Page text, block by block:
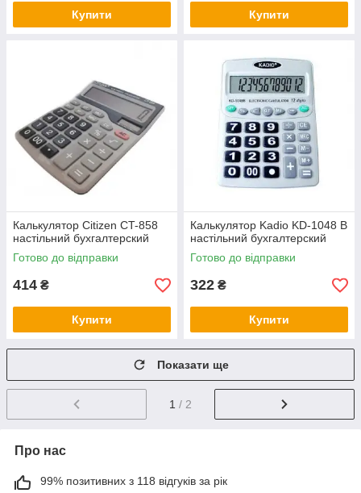
Купити Купити
Калькулятор Citizen CT-858
настільний бухгалтерский
Готово до відправки
414 ₴
Купити
Калькулятор Kadio KD-1048 B
настільний бухгалтерский
Готово до відправки
322 ₴
Купити
Показати ще
1 / 2
Про нас
99% позитивних з 118 відгуків за рік